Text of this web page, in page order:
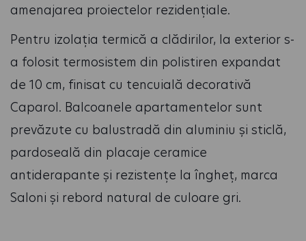
amenajarea proiectelor rezidențiale.
Pentru izolația termică a clădirilor, la exterior s-
a folosit termosistem din polistiren expandat
de 10 cm, finisat cu tencuială decorativă
Caparol. Balcoanele apartamentelor sunt
prevăzute cu balustradă din aluminiu și sticlă,
pardoseală din placaje ceramice
antiderapante și rezistențe la îngheț, marca
Saloni și rebord natural de culoare gri.